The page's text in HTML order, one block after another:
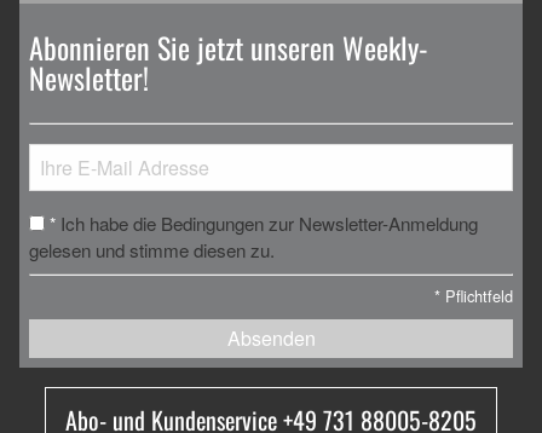
Abonnieren Sie jetzt unseren Weekly-
Newsletter!
* Ich habe die Bedingungen zur Newsletter-Anmeldung
gelesen und stimme diesen zu.
* Pflichtfeld
Absenden
Abo- und Kundenservice +49 731 88005-8205